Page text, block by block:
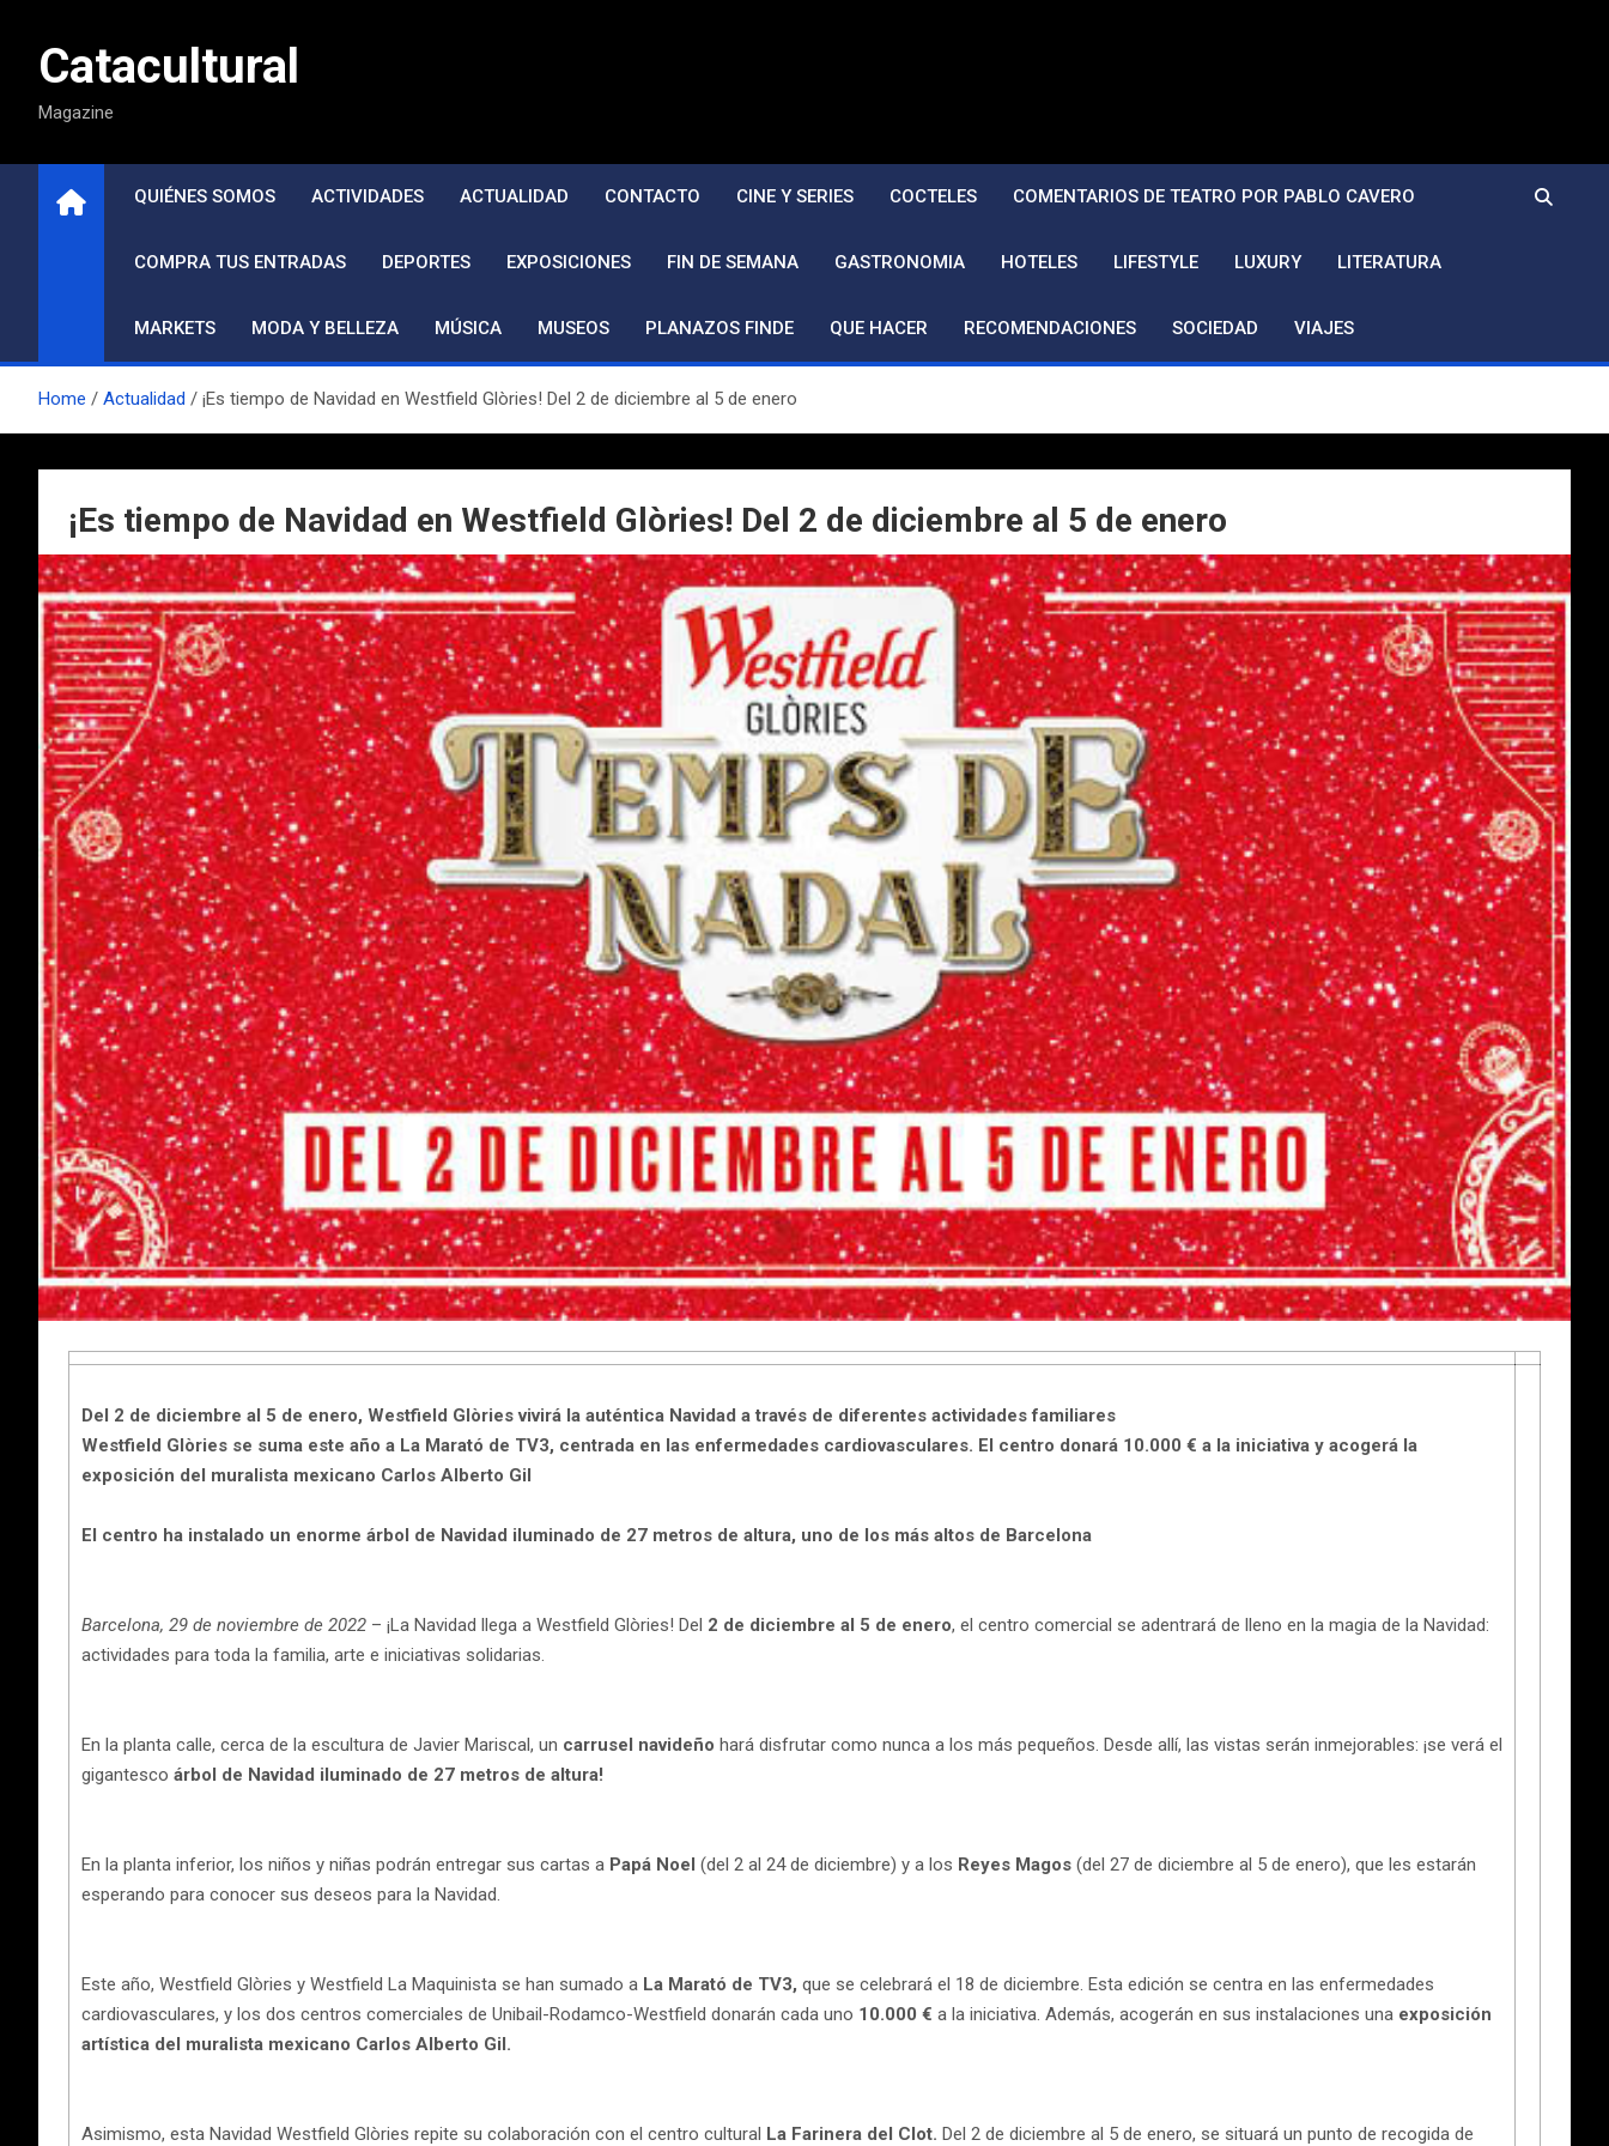
contenidoCatacultural
Magazine
QUIÉNES SOMOS ACTIVIDADES ACTUALIDAD CONTACTO CINE Y SERIES COCTELES COMENTARIOS DE TEATRO POR PABLO CAVERO
COMPRA TUS ENTRADAS DEPORTES EXPOSICIONES FIN DE SEMANA GASTRONOMIA HOTELES LIFESTYLE LUXURY LITERATURA
MARKETS MODA Y BELLEZA MÚSICA MUSEOS PLANAZOS FINDE QUE HACER RECOMENDACIONES SOCIEDAD VIAJES
Home Actualidad ¡Es tiempo de Navidad en Westfield Glòries! Del 2 de diciembre al 5 de enero
¡Es tiempo de Navidad en Westfield Glòries! Del 2 de diciembre al 5 de enero
Del 2 de diciembre al 5 de enero, Westfield Glòries vivirá la auténtica Navidad a través de diferentes actividades familiares
Westfield Glòries se suma este año a La Marató de TV3, centrada en las enfermedades cardiovasculares. El centro donará 10.000 € a la iniciativa y acogerá la
exposición del muralista mexicano Carlos Alberto Gil
El centro ha instalado un enorme árbol de Navidad iluminado de 27 metros de altura, uno de los más altos de Barcelona
Barcelona, 29 de noviembre de 2022 – ¡La Navidad llega a Westfield Glòries! Del 2 de diciembre al 5 de enero, el centro comercial se adentrará de lleno en la magia de la Navidad:
actividades para toda la familia, arte e iniciativas solidarias.
En la planta calle, cerca de la escultura de Javier Mariscal, un carrusel navideño hará disfrutar como nunca a los más pequeños. Desde allí, las vistas serán inmejorables: ¡se verá el
gigantesco árbol de Navidad iluminado de 27 metros de altura!
En la planta inferior, los niños y niñas podrán entregar sus cartas a Papá Noel (del 2 al 24 de diciembre) y a los Reyes Magos (del 27 de diciembre al 5 de enero), que les estarán
esperando para conocer sus deseos para la Navidad.
Este año, Westfield Glòries y Westfield La Maquinista se han sumado a La Marató de TV3, que se celebrará el 18 de diciembre. Esta edición se centra en las enfermedades
cardiovasculares, y los dos centros comerciales de Unibail-Rodamco-Westfield donarán cada uno 10.000 € a la iniciativa. Además, acogerán en sus instalaciones una exposición
artística del muralista mexicano Carlos Alberto Gil.
Asimismo, esta Navidad Westfield Glòries repite su colaboración con el centro cultural La Farinera del Clot. Del 2 de diciembre al 5 de enero, se situará un punto de recogida de